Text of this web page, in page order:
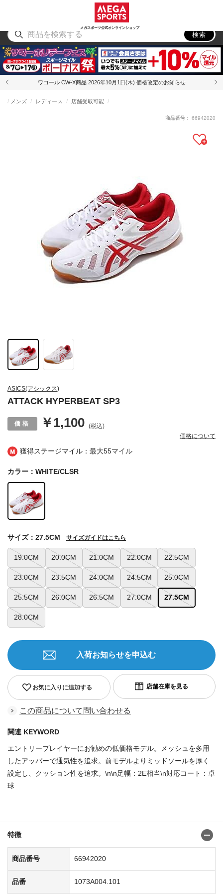
メガスポーツ公式オンラインショップ
アウトドア
検索
ワコール CW-X商品 2026年10月1日(木) 価格改定のお知らせ
獲得ステージマイル：最大55マイル
ASICS(アシックス)
ATTACK HYPERBEAT SP3
メンズ レディース 店舗受取可能
￥1,100 (税込)
価格について
商品番号： 66942020
カラー：WHITE/CLSR
19.0CM 20.0CM 21.0CM 22.0CM 22.5CM
23.0CM 23.5CM 24.0CM 24.5CM 25.0CM
25.5CM 26.0CM 26.5CM 27.0CM 27.5CM
28.0CM
サイズ：27.5CM サイズガイドはこちら
お気に入りに追加する
入荷お知らせを申込む
この商品について問い合わせる
関連 KEYWORD
エントリープレイヤーにお勧めの低価格モデル。メッシュを多用
したアッパーで通気性を追求。前モデルよりミッドソールを厚く
設定し、クッション性を追求。\n\n足幅：2E相当\n対応コート：卓
球
特徴
商品番号 66942020
品番 1073A004.101